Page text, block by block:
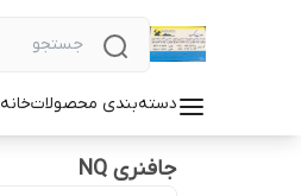
دسته‌بندی محصولاتخانه
جافنری NQ